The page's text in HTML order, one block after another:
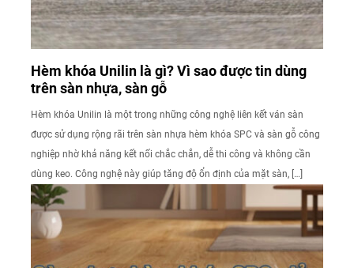
Hèm khóa Unilin là gì? Vì sao được tin dùng
trên sàn nhựa, sàn gỗ
Hèm khóa Unilin là một trong những công nghệ liên kết ván sàn
được sử dụng rộng rãi trên sàn nhựa hèm khóa SPC và sàn gỗ công
nghiệp nhờ khả năng kết nối chắc chắn, dễ thi công và không cần
dùng keo. Công nghệ này giúp tăng độ ổn định của mặt sàn, […]